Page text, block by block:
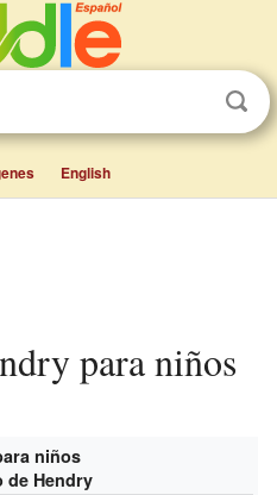
English
para niños
niños
de Hendry